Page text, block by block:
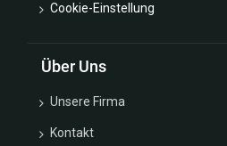
Cookie-Einstellung
Über Uns
Unsere Firma
Kontakt